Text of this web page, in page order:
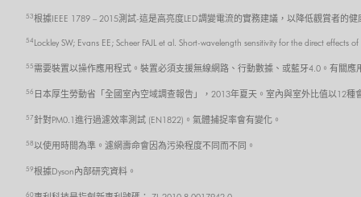
53根據IEEE 1789 – 2015測試-這是高亮度LED調變電流的實務建議，以降低觀賞者的健
54 Lockley SW; Evans EE; Scheer FAJL et al. Short-wavelength sensitivity for the direct
55 需要裝置以操作應用程式。裝置必須支援無線網路、行動數據、或藍牙4.0。有關
56 日本厚生勞動省「全國室內空域調查報告」，2013年夏天。室內與室外比值以12
57 針對PM0.1進行過濾效率測試 (EN1822)。氣體捕捉率會有變化。
58以使用時間為準。濾網壽命會因為污染程度不同而不同。
59根據Dyson內部研究資料。
60